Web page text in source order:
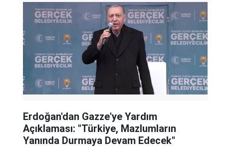
Erdoğan'dan Gazze'ye Yardım
Açıklaması: "Türkiye, Mazlumların
Yanında Durmaya Devam Edecek"